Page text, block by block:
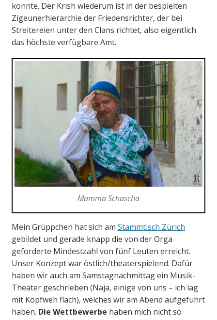
konnte. Der Krish wiederum ist in der bespielten
Zigeunerhierarchie der Friedensrichter, der bei
Streitereien unter den Clans richtet, also eigentlich
das höchste verfügbare Amt.
Mamma Schascha
Mein Grüppchen hat sich am Stammtisch Zürich
gebildet und gerade knapp die von der Orga
geforderte Mindestzahl von fünf Leuten erreicht.
Unser Konzept war östlich/theaterspielend. Dafür
haben wir auch am Samstagnachmittag ein Musik-
Theater geschrieben (Naja, einige von uns – ich lag
mit Kopfweh flach), welches wir am Abend aufgeführt
haben. Die Wettbewerbe haben mich nicht so